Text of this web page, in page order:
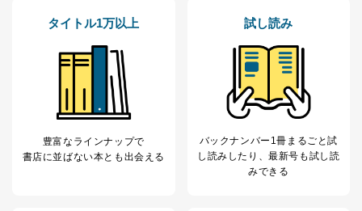
ー等にて公表する利用目的達成の
※上記の利用目的のうちNo.1～5については保有個人デ
ータ（開示対象個人情報）の利用目的であり、下記4.の
開示等のご請求に対応させていただきます。
なお、6、7については、パートナー（提携企業）様又は
各SNS運営会社様にご請求いただきますようお願い致し
３．個人情報の第三者提供について
タイトル1万以上
豊富なラインナップで
書店に並ばない本とも出会える
試し読み
バックナンバー1冊まるごと試
し読み したり、最新号も試し読
みできる